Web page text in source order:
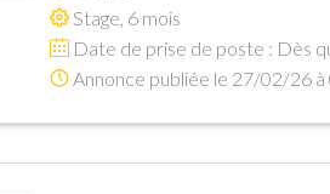
Stage, 6 mois
Date de prise de poste : Dès
Annonce publiée le 27/02/26 à